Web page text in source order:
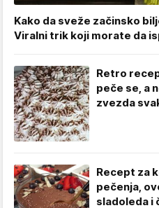
Kako da sveže začinsko
Viralni trik koji morate da
Retro
peče se, a
zvezda
Recept za
pečenja,
sladoleda i